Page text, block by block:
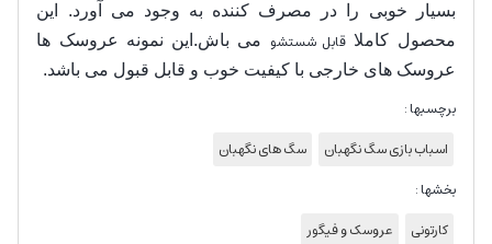
بسیار خوبی را در مصرف کننده به وجود می آورد. این
محصول کاملا قابل شستشو می باش.این نمونه عروسک ها
عروسک های خارجی با کیفیت خوب و قابل قبول می باشد.
برچسبها :
اسباب بازی سگ نگهبان
سگ های نگهبان
بخشها :
کارتونی
عروسک و فیگور